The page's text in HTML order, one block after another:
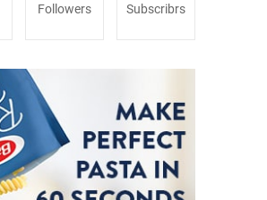
Followers Subscribrs